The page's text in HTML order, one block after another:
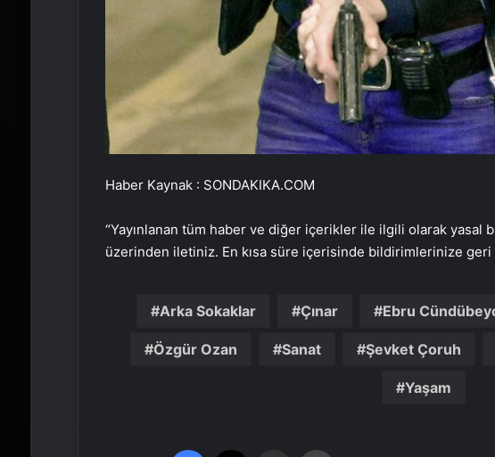
Haber Kaynak : SONDAKIKA.COM
“Yayınlanan tüm haber ve diğer içerikler ile ilgili olarak yasal
üzerinden iletiniz. En kısa süre içerisinde bildirimlerinize geri
Arka Sokaklar Çınar Ebru
Özgür Ozan Sanat Şevket Çoruh
Yaşam
Facebook Email'den paylaş